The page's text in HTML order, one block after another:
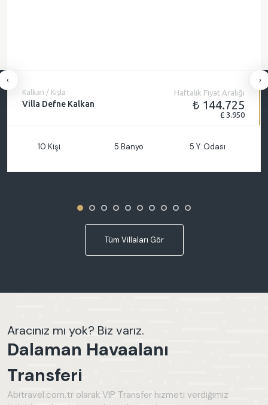
Kalkan / Kışla
Villa Defne Kalkan
Haftalık Fiyat Aralığı
₺ 144.725
£ 3.950
10 Kişi 5 Banyo 5 Y. Odası
‹ ›
Tüm Villaları Gör
Aracınız mı yok? Biz varız.
Dalaman Havaalanı
Transferi
Abitravel.com.tr olarak VIP Transfer hizmeti verdiğimiz